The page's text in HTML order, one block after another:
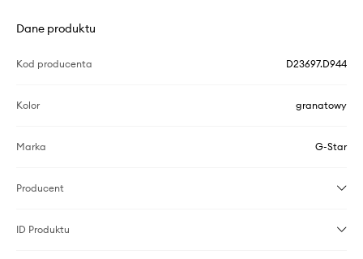
Dane produktu
Kod producenta D23697.D944
Kolor granatowy
Marka G-Star
Producent
ID Produktu